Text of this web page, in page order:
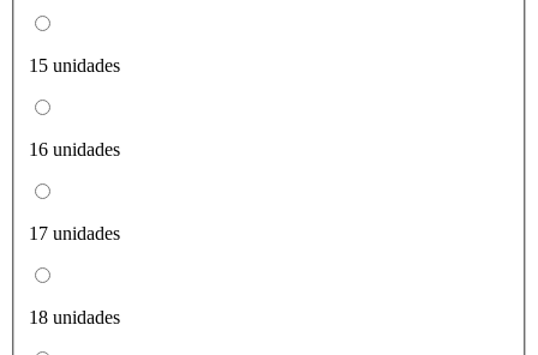
15 unidades
16 unidades
17 unidades
18 unidades